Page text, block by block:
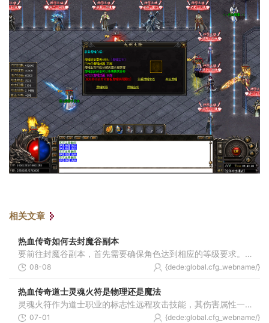
相关文章
热血传奇如何去封魔谷副本
要前往封魔谷副本，首先需要确保角色达到相应的等级要求。玩家需要完成特定的前置任务才能获得进入封魔谷的资格。通常情况下，玩家需要前往比奇省找到指定的任务NPC接取相关任
08-08 {dede:global.cfg_webname/}
热血传奇道士灵魂火符是物理还是魔法
灵魂火符作为道士职业的标志性远程攻击技能，其伤害属性一直是玩家探讨的焦点。根据游戏机制和玩家实践验证，灵魂火符属于魔法伤害类型，这意味着它在攻击时会受到目标魔御属
07-01 {dede:global.cfg_webname/}